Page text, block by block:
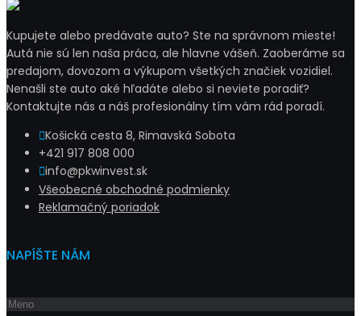
Kupujete alebo predávate auto? Ste na správnom mieste!
Autá nie sú len naša práca, ale hlavne vášeň. Zaoberáme sa
predajom, dovozom a výkupom všetkých značiek vozidiel.
Nenašli ste auto aké hľadáte alebo si neviete poradiť?
Kontaktujte nás a náš profesionálny tím vám rád poradí.
Košická cesta 8, Rimavská Sobota
+421 917 808 000
info@pkwinvest.sk
Všeobecné obchodné podmienky
Reklamačný poriadok
NAPÍŠTE NÁM